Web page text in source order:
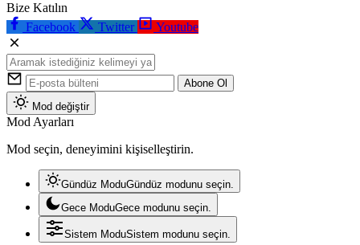
Bize Katılın
Facebook
Twitter Youtube
Abone Ol
Mod değiştir
Mod Ayarları
Mod seçin, deneyimini kişiselleştirin.
Gündüz ModuGündüz modunu seçin.
Gece ModuGece modunu seçin.
Sistem ModuSistem modunu seçin.